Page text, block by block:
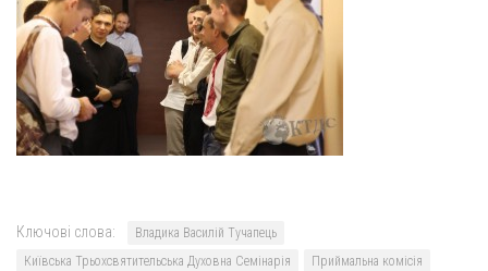
Свято-Івано-Павлівський монастир сестер Згромадження
Св. Йосифа ОПДМ
Монастир сестер милосердя Св. Вінкентія. Дім Милосердя
Монастир Успення Пресвятої Богородиці Сестер Чину
Святого Василія Великого
Комісія у справах молоді
Ключові слова:
Владика Василій Тучапець
Київська Трьохсвятительська Духовна Семінарія
Приймальна комісія